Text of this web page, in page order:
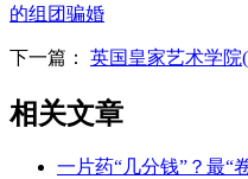
的组团骗婚
下一篇： 英国皇家艺术学
相关文章
一片药“几分钱”？最“